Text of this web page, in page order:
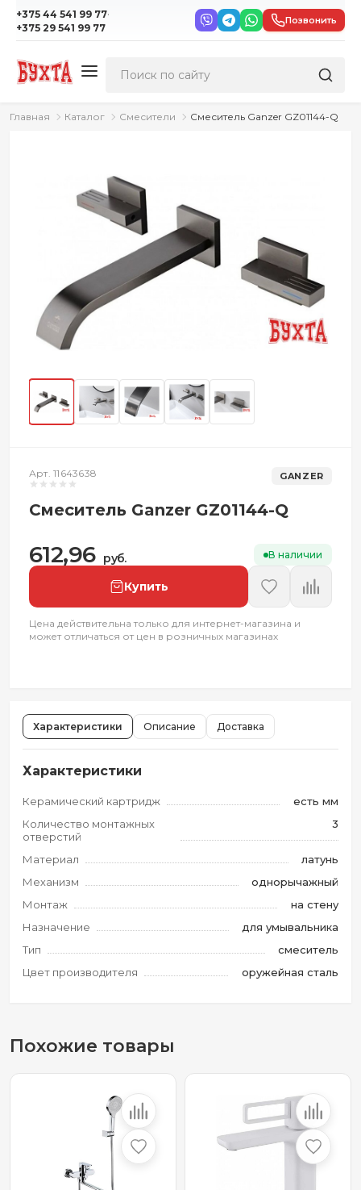
+375 44 541 99 77·
+375 29 541 99 77
Позвонить
Главная Каталог Смесители Смеситель Ganzer GZ01144-Q
Арт. 11643638 GANZER
Смеситель Ganzer GZ01144-Q
612,96 руб. В наличии
Купить
Цена действительна только для интернет-магазина и
может отличаться от цен в розничных магазинах
Характеристики Описание Доставка
Характеристики
Керамический картридж
есть мм
Количество монтажных
отверстий
3
Материал
латунь
Механизм
однорычажный
Монтаж
на стену
Назначение
для умывальника
Тип
смеситель
Цвет производителя
оружейная сталь
Похожие товары